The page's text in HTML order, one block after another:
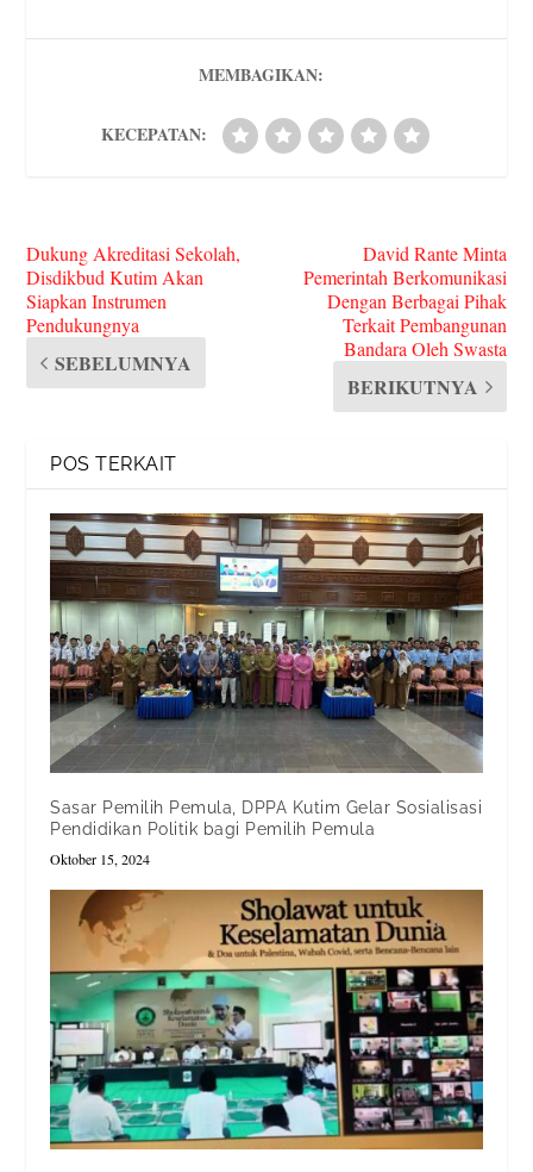
s
MEMBAGIKAN:
KECEPATAN:
Dukung Akreditasi Sekolah,
Disdikbud Kutim Akan
Siapkan Instrumen
Pendukungnya
SEBELUMNYA
David Rante Minta
Pemerintah Berkomunikasi
Dengan Berbagai Pihak
Terkait Pembangunan
Bandara Oleh Swasta
BERIKUTNYA
POS TERKAIT
Sasar Pemilih Pemula, DPPA Kutim Gelar Sosialisasi
Pendidikan Politik bagi Pemilih Pemula
Oktober 15, 2024